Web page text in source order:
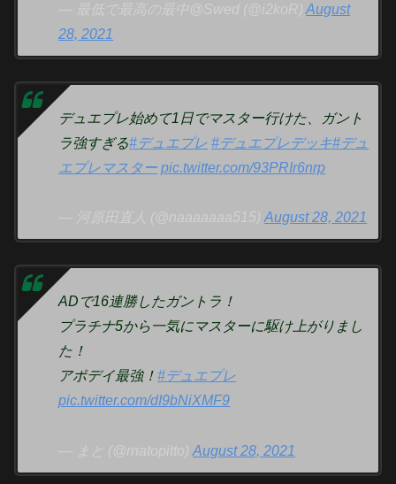
— 最低で最高の最中@Swed (@i2koR)August
28, 2021
デュエプレ始めて1日でマスター行けた、ガント
ラ強すぎる#デュエプレ #デュエプレデッキ#デュ
エプレマスター pic.twitter.com/93PRIr6nrp
— 河原田直人 (@naaaaaaa515)August 28, 2021
ADで16連勝したガントラ！
プラチナ5から一気にマスターに駆け上がりまし
た！
アポデイ最強！#デュエプレ
pic.twitter.com/dI9bNiXMF9
— まと (@rnatopitto)August 28, 2021